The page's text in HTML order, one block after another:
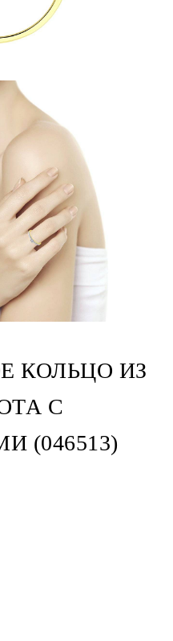
КОЛЬЦО ИЗ
С
(046513)